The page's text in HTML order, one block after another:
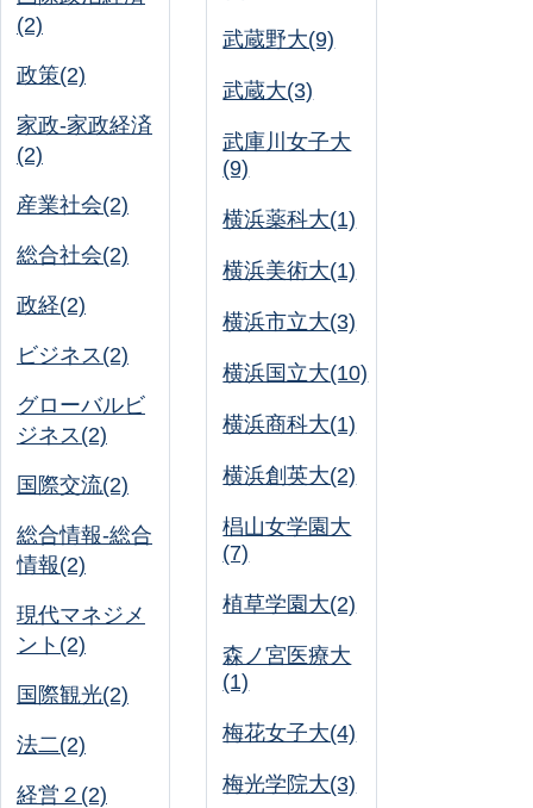
(2)
政策(2)
家政-家政経済
(2)
産業社会(2)
総合社会(2)
政経(2)
ビジネス(2)
グローバルビ
ジネス(2)
国際交流(2)
総合情報-総合
情報(2)
現代マネジメ
ント(2)
国際観光(2)
法二(2)
経営２(2)
武蔵野大(9)
武蔵大(3)
武庫川女子大
(9)
横浜薬科大(1)
横浜美術大(1)
横浜市立大(3)
横浜国立大(10)
横浜商科大(1)
横浜創英大(2)
椙山女学園大
(7)
植草学園大(2)
森ノ宮医療大
(1)
梅花女子大(4)
梅光学院大(3)